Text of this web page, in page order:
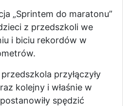
„Sprintem do maratonu”
z przedszkoli we
i biciu rekordów w
przyłączyły
kolejny i właśnie w
spędzić